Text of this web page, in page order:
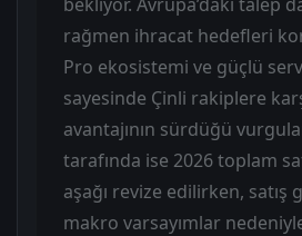
rağmen ihracat hedefleri
Pro ekosistemi ve güçlü
sayesinde Çinli rakiplere
avantajının sürdüğü
tarafında ise 2026 toplam
aşağı revize edilirken,
makro varsayımlar